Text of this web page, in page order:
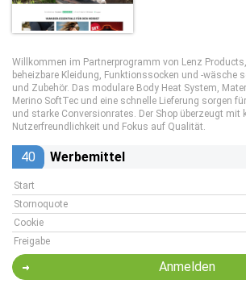
Willkommen im Partnerprogramm von Lenz
beheizbare Kleidung, Funktionssocken und -wäsche
und Zubehör. Das modulare Body Heat System,
Merino SoftTec und eine schnelle Lieferung sorgen
und starke Conversionrates. Der Shop überzeugt mit
Nutzerfreundlichkeit und Fokus auf Qualität.
40 Werbemittel
Start
Stornoquote
Cookie
Freigabe
Anmelden